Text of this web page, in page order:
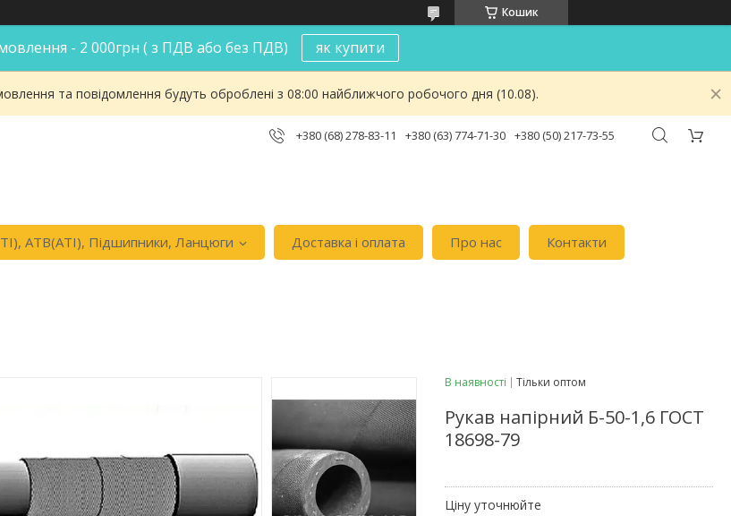
Кошик
- 2 000грн ( з ПДВ або без ПДВ) як купити
та повідомлення будуть оброблені з 08:00 найближчого робочого дня (10.08).
+380 (68) 278-83-11 +380 (63) 774-71-30 +380 (50) 217-73-55
АТВ(АТI), Пiдшипники, Ланцюги Доставка i оплата Про нас Контакти
В наявності Тільки оптом
Рукав напірний Б-50-1,6 ГОСТ
18698-79
Ціну уточнюйте